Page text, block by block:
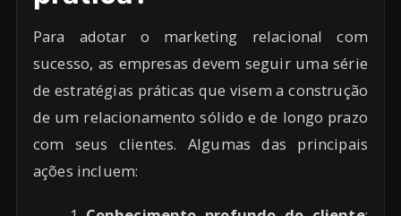
Para adotar o marketing relacional com
sucesso, as empresas devem seguir uma série
de estratégias práticas que visem a construção
de um relacionamento sólido e de longo prazo
com seus clientes. Algumas das principais
ações incluem: